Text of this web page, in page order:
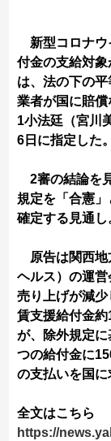
新型コロナウ
付金の支給対
は、法の下の
業者が国に賠
1小法廷（宮川
6日に指定した。
2審の結論を
規定を「合憲
確定する見通し
原告は関西地
ヘルス）の運
売り上げが減
賃支援給付金
が、除外規定
つの給付金に
の支払いを国に
全文はこちら
https://